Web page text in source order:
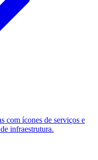
com ícones de serviços e
infraestrutura.